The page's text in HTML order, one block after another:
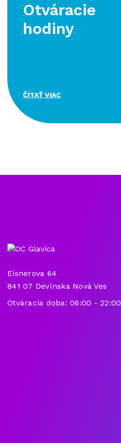
Otváracie
hodiny
ČÍTAŤ VIAC
Eisnerova 64
841 07 Devínska Nová Ves
Otváracia doba: 06:00 - 22:00